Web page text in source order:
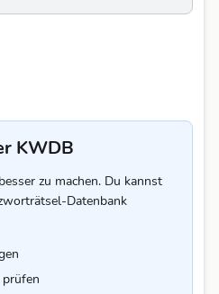
KWDB
zu machen. Du kannst
Datenbank